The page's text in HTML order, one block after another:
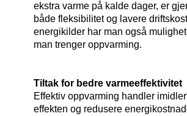
ekstra varme på kalde dager, er
både fleksibilitet og lavere
energikilder har man også
man trenger oppvarming.
Tiltak for bedre varmeeffektivitet
Effektiv oppvarming handler
effekten og redusere